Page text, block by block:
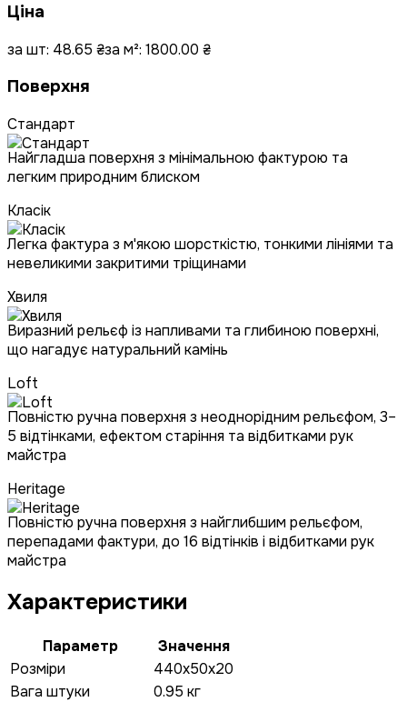
Ціна
за шт: 48.65 ₴за м²: 1800.00 ₴
Поверхня
Стандарт
Найгладша поверхня з мінімальною фактурою та
легким природним блиском
Класік
Легка фактура з м'якою шорсткістю, тонкими лініями та
невеликими закритими тріщинами
Хвиля
Виразний рельєф із напливами та глибиною поверхні,
що нагадує натуральний камінь
Loft
Повністю ручна поверхня з неоднорідним рельєфом, 3–
5 відтінками, ефектом старіння та відбитками рук
майстра
Heritage
Повністю ручна поверхня з найглибшим рельєфом,
перепадами фактури, до 16 відтінків і відбитками рук
майстра
Характеристики
Параметр
Значення
Розміри
440x50x20
Вага штуки
0.95 кг